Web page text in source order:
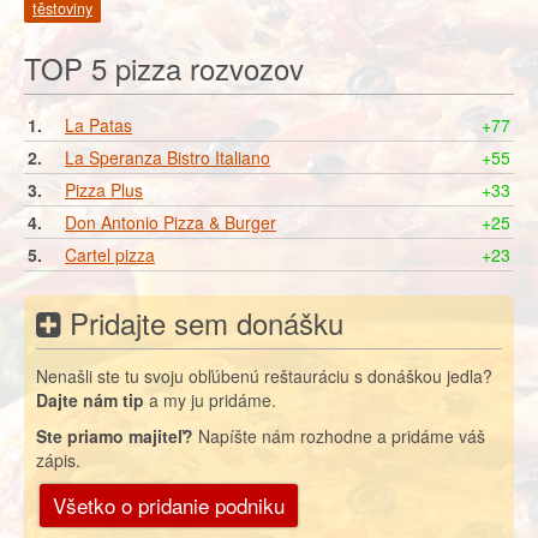
těstoviny
TOP 5 pizza rozvozov
1. La Patas
+77
2.
La Speranza Bistro Italiano
+55
3.
Pizza Plus
+33
4.
Don Antonio Pizza & Burger
+25
5.
Cartel pizza +23
Pridajte sem donášku
Nenašli ste tu svoju obľúbenú reštauráciu s donáškou jedla?
Dajte nám tip a my ju pridáme.
Ste priamo majiteľ? Napíšte nám rozhodne a pridáme váš
zápis.
Všetko o pridanie podniku